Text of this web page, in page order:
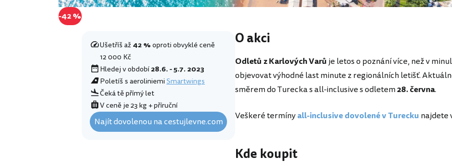
-42 %
Ušetříš až42 %oproti obvyklé ceně
12 000 Kč
Hledej v období28.6. - 5.7. 2023
Poletíš s aeroliniemiSmartwings
Čeká tě přímý let
V ceně je 23 kg + příruční
Najít dovolenou na cestujlevne.com
O akci
Odletů z Karlových Varůje letos o poznání více, než v
objevovat výhodné last minute z regionálních letišť.
směrem do Turecka s all-inclusive s odletem28. června.
Veškeré termínyall-inclusive dovolené v Turecku najdete
Kde koupit